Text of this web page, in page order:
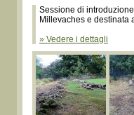
Sessione di
Millevaches e destinata
» Vedere i dettagli